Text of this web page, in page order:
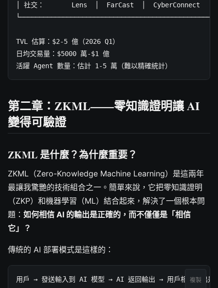
│ 社交：       Lens  │  FarCast  │
TVL 估算：$2-5 億（2026 Q1）
日均交易量：$5000 萬-$1 億
活躍 Agent 數量：估計 1-5 萬（難以精確統計）
第二章：ZKML——零知識證明讓 AI
變得可驗證
ZKML 是什麼？為什麼重要？
ZKML（Zero-Knowledge Machine Learning）是這兩年
最讓我驚艷的技術組合之一。簡單來說，它把零知識證明
（ZKP）和機器學習（ML）結合起來，解決了一個根本問
題： 如何相信 AI 的輸出是正確的，而不僅僅是「相信
它」？
傳統的 AI 部署模式是這樣的：
用戶 → 發送輸入到 AI 模型 → AI 返回輸出 → 用戶相信輸出是
複製